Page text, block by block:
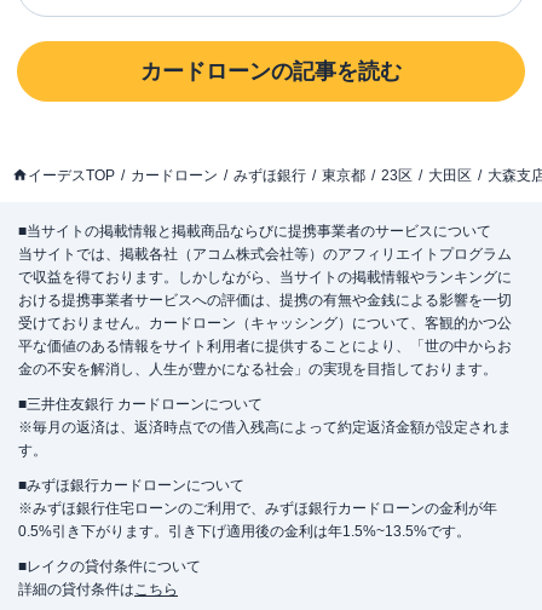
カードローンの記事を読む
イーデスTOP カードローン みずほ銀行 東京都 23区 大田区 大森支
■当サイトの掲載情報と掲載商品ならびに提携事業者のサービスについて
当サイトでは、掲載各社（アコム株式会社等）のアフィリエイトプログラム
で収益を得ております。しかしながら、当サイトの掲載情報やランキングに
おける提携事業者サービスへの評価は、提携の有無や金銭による影響を一切
受けておりません。カードローン（キャッシング）について、客観的かつ公
平な価値のある情報をサイト利用者に提供することにより、「世の中からお
金の不安を解消し、人生が豊かになる社会」の実現を目指しております。
■三井住友銀行 カードローンについて
※毎月の返済は、返済時点での借入残高によって約定返済金額が設定されま
す。
■みずほ銀行カードローンについて
※みずほ銀行住宅ローンのご利用で、みずほ銀行カードローンの金利が年
0.5%引き下がります。引き下げ適用後の金利は年1.5%~13.5%です。
■レイクの貸付条件について
詳細の貸付条件はこちら